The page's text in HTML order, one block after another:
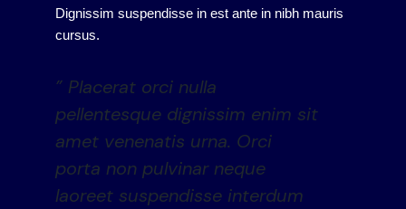
Dignissim suspendisse in est ante in nibh mauris
cursus.
” Placerat orci nulla
pellentesque dignissim enim sit
amet venenatis urna. Orci
porta non pulvinar neque
laoreet suspendisse interdum